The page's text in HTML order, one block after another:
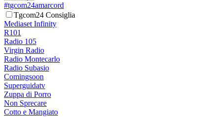
#tgcom24amarcord
Tgcom24 Consiglia
Mediaset Infinity
R101
Radio 105
Virgin Radio
Radio Montecarlo
Radio Subasio
Comingsoon
Superguidatv
Zuppa di Porro
Non Sprecare
Cotto e Mangiato